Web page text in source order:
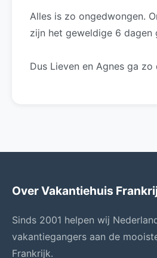
Alles is zo ongedwongen.
zijn het geweldige 6 dagen
Dus Lieven en Agnes ga zo
Over Vakantiehuis
Sinds 2001 helpen wij
vakantiegangers aan de
Frankrijk.